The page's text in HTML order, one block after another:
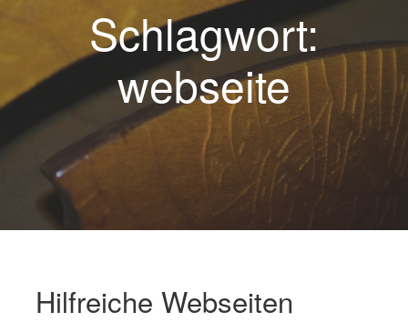
Schlagwort:
webseite
Hilfreiche Webseiten